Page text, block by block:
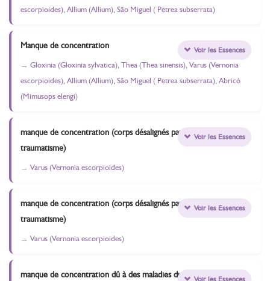
escorpioides), Allium (Allium), São Miguel ( Petrea subserrata)
Manque de concentration
Gloxinia (Gloxinia sylvatica), Thea (Thea sinensis), Varus (Vernonia
escorpioides), Allium (Allium), São Miguel ( Petrea subserrata), Abricó
(Mimusops elengi)
Voir les Essences
manque de concentration (corps désalignés par le
traumatisme)
Varus (Vernonia escorpioides)
Voir les Essences
manque de concentration (corps désalignés par le
traumatisme)
Varus (Vernonia escorpioides)
Voir les Essences
manque de concentration dû à des maladies du systèmeVoir les Essences